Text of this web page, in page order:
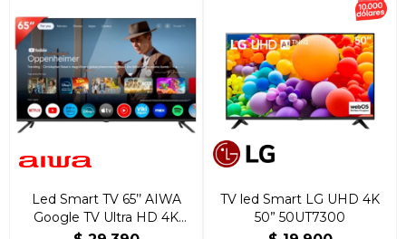
Led Smart TV 65’’ AIWA
Google TV Ultra HD 4K
AW-65B4K
TV led Smart LG UHD 4K
50” 50UT7300